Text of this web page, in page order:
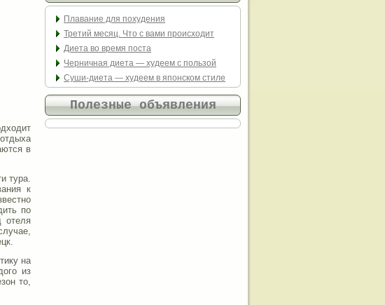
в
тура.
к
по
отеля
на
из
то,
Плавание для похудения
Третий месяц. Что с вами происходит
Диета во время поста
Черничная диета — худеем с пользой
Суши-диета — худеем в японском стиле
Полезные объявления